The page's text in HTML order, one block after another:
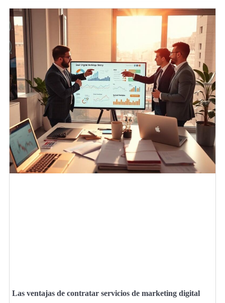
Las ventajas de contratar servicios de marketing digital